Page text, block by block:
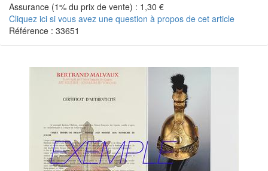
Assurance (1% du prix de vente) : 1,30 €
Cliquez ici si vous avez une question à propos de cet article
Référence : 33651